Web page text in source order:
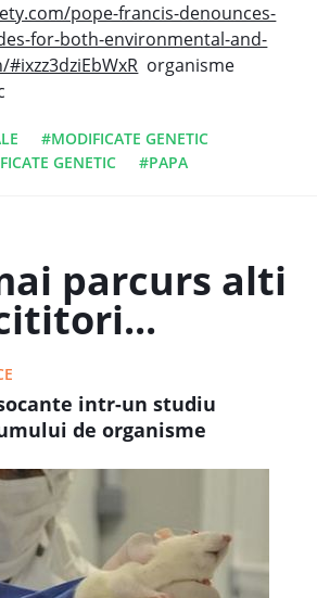
pope-francis-denounces-
for-both-environmental-and-
organisme
#MODIFICATE GENETIC
GENETIC
#PAPA
parcurs alti
intr-un studiu
de organisme